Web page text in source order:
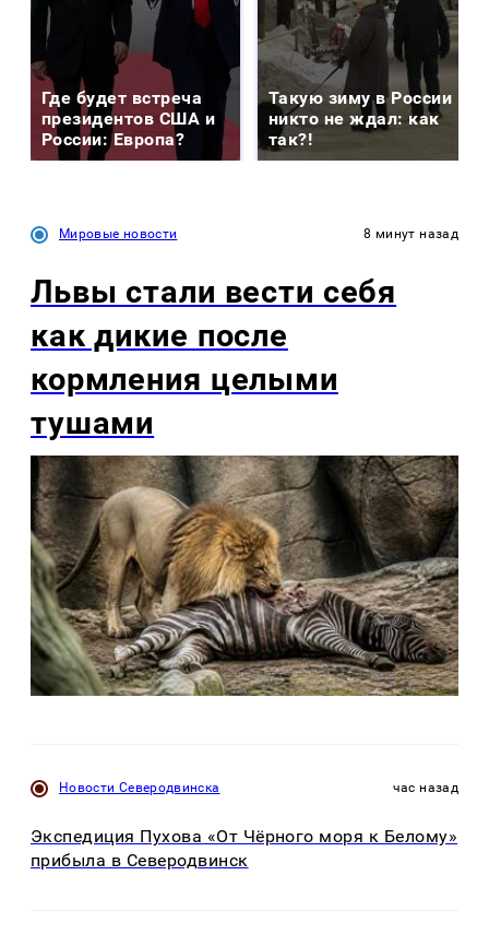
Где будет встреча
президентов США и
России: Европа?
Такую зиму в России
никто не ждал: как
так?!
Мировые новости 8 минут назад
Львы стали вести себя
как дикие после
кормления целыми
тушами
Новости Северодвинска час назад
Экспедиция Пухова «От Чёрного моря к Белому»
прибыла в Северодвинск